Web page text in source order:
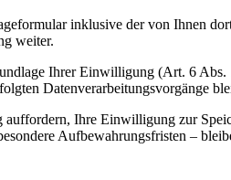
inklusive der von Ihnen
weiter.
Ihrer Einwilligung (Art. 6
Datenverarbeitungsvorgänge
Ihre Einwilligung zur
Aufbewahrungsfristen –